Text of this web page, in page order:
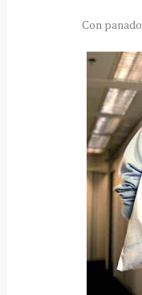
Con